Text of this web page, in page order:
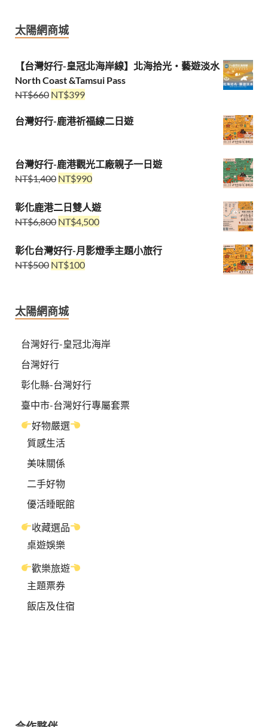
太陽網商城
【台灣好行-皇冠北海岸線】北海拾光・藝遊淡水
North Coast &Tamsui Pass
NT$660 NT$399
台灣好行-鹿港祈福線二日遊
台灣好行-鹿港觀光工廠親子一日遊
NT$1,400 NT$990
彰化鹿港二日雙人遊
NT$6,800 NT$4,500
彰化台灣好行-月影燈季主題小旅行
NT$500 NT$100
太陽網商城
台灣好行-皇冠北海岸
台灣好行
彰化縣-台灣好行
臺中市-台灣好行專屬套票
好物嚴選
質感生活
美味關係
二手好物
優活睡眠館
收藏選品
桌遊娛樂
歡樂旅遊
主題票券
飯店及住宿